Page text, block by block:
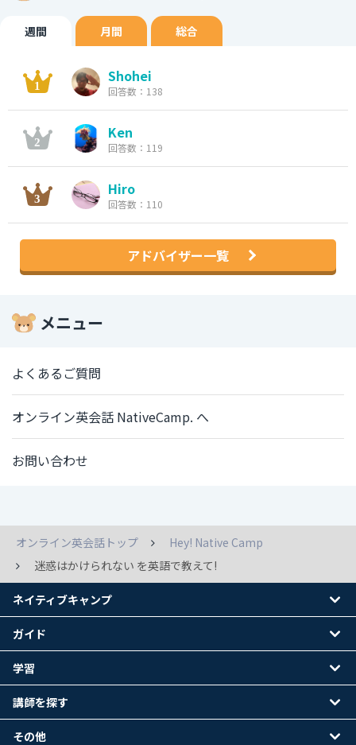
週間 月間 総合
Shohei
回答数：138
Ken
回答数：119
Hiro
回答数：110
アドバイザー一覧
メニュー
よくあるご質問
オンライン英会話 NativeCamp. へ
お問い合わせ
オンライン英会話トップ
Hey! Native Camp
迷惑はかけられない を英語で教えて!
ネイティブキャンプ
ガイド
学習
講師を探す
その他